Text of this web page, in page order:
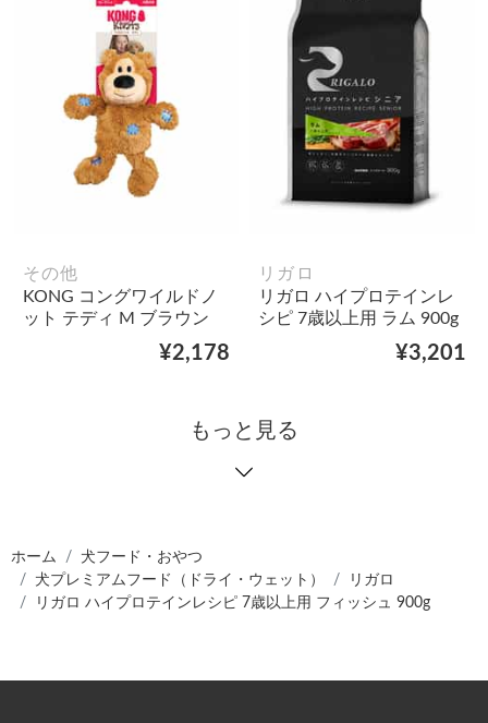
その他
KONG コングワイルドノ
ット テディ M ブラウン
¥2,178
リガロ
リガロ ハイプロテインレ
シピ 7歳以上用 ラム 900g
¥3,201
もっと見る
ホーム
犬フード・おやつ
犬プレミアムフード（ドライ・ウェット）
リガロ
リガロ ハイプロテインレシピ 7歳以上用 フィッシュ 900g